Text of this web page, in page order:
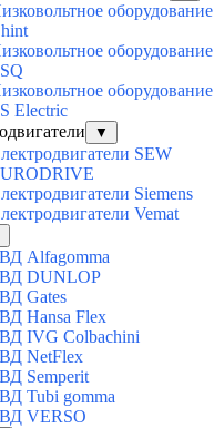
оборудование
оборудование
оборудование
Electric
▼
SEW
Siemens
Vemat
Alfagomma
DUNLOP
Gates
Hansa Flex
IVG Colbachini
NetFlex
Semperit
Tubi gomma
VERSO